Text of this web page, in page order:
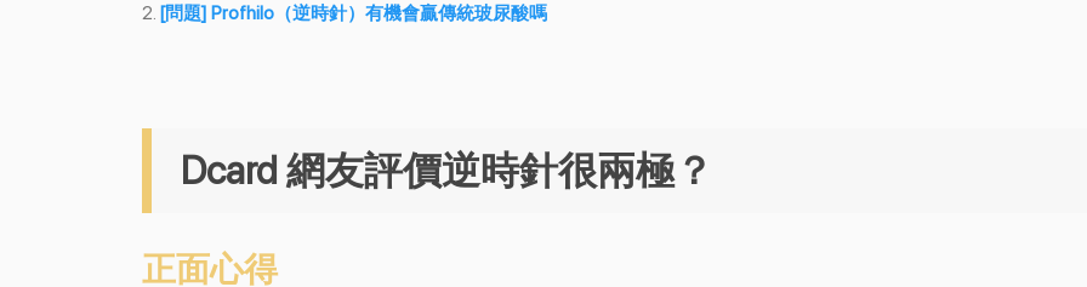
2. [問題] Profhilo（逆時針）有機會贏傳統玻尿酸嗎
Dcard 網友評價逆時針很兩極？
正面心得